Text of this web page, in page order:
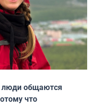
люди общаются
что